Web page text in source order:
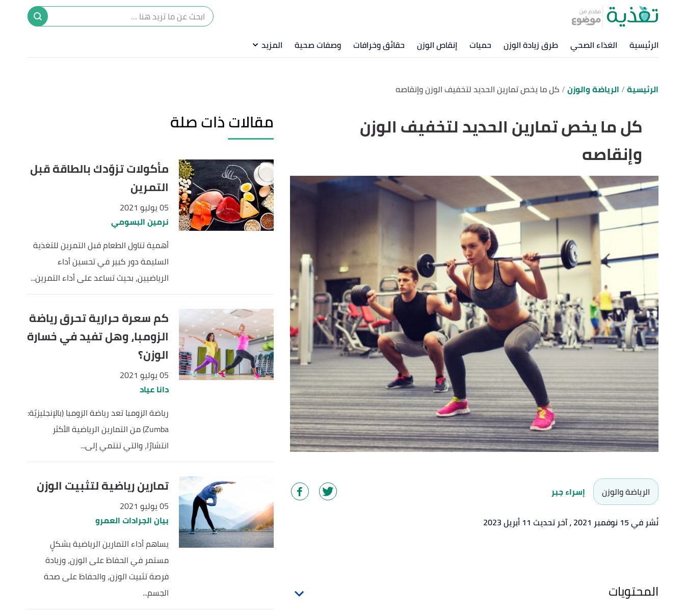
الرئيسية الغذاء الصحي طرق زيادة الوزن حميات إنقاص الوزن حقائق وخرافات وصفات صحية المزيد
الرئيسية الرياضة والوزن كل ما يخص تمارين الحديد لتخفيف الوزن وإنقاصه
كل ما يخص تمارين الحديد لتخفيف الوزن
وإنقاصه
الرياضة والوزن
إسراء جبر
نُشر في 15 نوفمبر 2021
، آخر تحديث 11 أبريل 2023
المحتويات
مقالات ذات صلة
مأكولات تزوّدك بالطاقة قبل
التمرين
05 يوليو 2021
نرمين البسومي
أهمية تناول الطعام قبل التمرين للتغذية
السليمة دور كبير في تحسين أداء
الرياضيين، بحيث تساعد على أداء التمرين...
كم سعرة حرارية تحرق رياضة
الزومبا، وهل تفيد في خسارة
الوزن؟
05 يوليو 2021
دانا عياد
رياضة الزومبا تعد رياضة الزومبا (بالإنجليزيّة:
Zumba) من التمارين الرياضية الأكثر
انتشارًا، والتي تنتمي إلى...
تمارين رياضية لتثبيت الوزن
05 يوليو 2021
بيان الجرادات العمرو
يساهم أداء التمارين الرياضية بشكلٍ
مستمر في الحفاظ على الوزن، وزيادة
فرصة تثبيت الوزن، والحفاظ على صحة
الجسم...